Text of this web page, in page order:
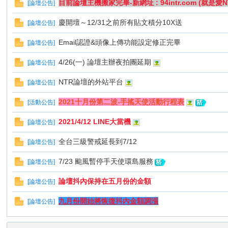
[論壇公告] 目前論壇主機搬家完畢-新網址 : 94intr.com (就是愛
[論壇公告] 慶開壇～12/31之前所有貼文積分10X送
[論壇公告] Email認證&頭像上傳功能設定修正完畢
[論壇公告] 4/26(一) 論壇主辦夜拍團延期
[論壇公告] NTR論壇的外站平台
[活動公告] 2021十月份第二波-手搖天使活動行程表
[論壇公告] 2021/4/12 LINE大當機
[論壇公告] 全台三級警戒延長到7/12
[論壇公告] 7/23 颱風暫停手天使環島服務
[論壇公告] 論壇抖內保持在五月份的金額
[論壇公告] 九月份開始將恢復抖內金額調漲